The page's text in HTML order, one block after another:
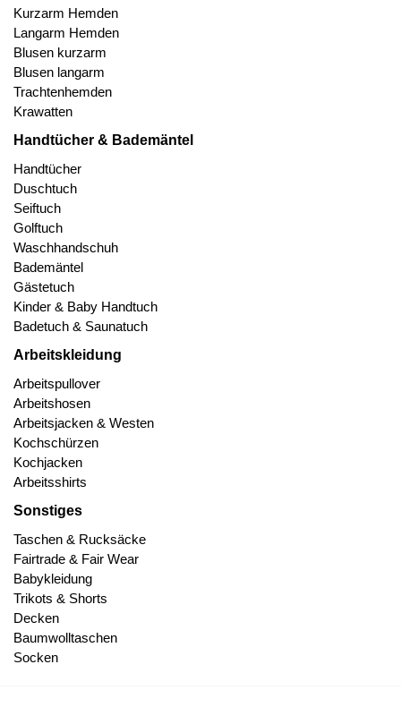
Kurzarm Hemden
Langarm Hemden
Blusen kurzarm
Blusen langarm
Trachtenhemden
Krawatten
Handtücher & Bademäntel
Handtücher
Duschtuch
Seiftuch
Golftuch
Waschhandschuh
Bademäntel
Gästetuch
Kinder & Baby Handtuch
Badetuch & Saunatuch
Arbeitskleidung
Arbeitspullover
Arbeitshosen
Arbeitsjacken & Westen
Kochschürzen
Kochjacken
Arbeitsshirts
Sonstiges
Taschen & Rucksäcke
Fairtrade & Fair Wear
Babykleidung
Trikots & Shorts
Decken
Baumwolltaschen
Socken